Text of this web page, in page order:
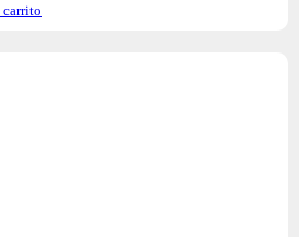
carrito